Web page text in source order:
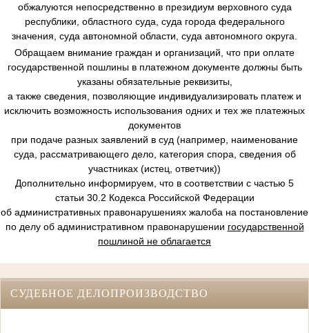
обжалуются непосредственно в президиум верховного суда
республики, областного суда, суда города федерального
значения, суда автономной области, суда автономного округа.
Обращаем внимание граждан и организаций, что при оплате
государственной пошлины в платежном документе должны быть
указаны обязательные реквизиты,
а также сведения, позволяющие индивидуализировать платеж и
исключить возможность использования одних и тех же платежных
документов
при подаче разных заявлений в суд (например, наименование
суда, рассматривающего дело, категория спора, сведения об
участниках (истец, ответчик))
Дополнительно информируем, что в соответствии с частью 5
статьи 30.2 Кодекса Российской Федерации
об административных правонарушениях жалоба на постановление
по делу об административном правонарушении государственной
пошлиной не облагается
СУДЕБНОЕ ДЕЛОПРОИЗВОДСТВО